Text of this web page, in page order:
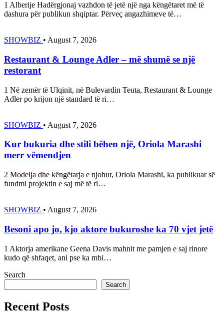
1 Alberije Hadërgjonaj vazhdon të jetë një nga këngëtaret më të
dashura për publikun shqiptar. Përveç angazhimeve të…
SHOWBIZ • August 7, 2026
Restaurant & Lounge Adler – më shumë se një
restorant
1 Në zemër të Ulqinit, në Bulevardin Teuta, Restaurant & Lounge
Adler po krijon një standard të ri…
SHOWBIZ • August 7, 2026
Kur bukuria dhe stili bëhen një, Oriola Marashi
merr vëmendjen
2 Modelja dhe këngëtarja e njohur, Oriola Marashi, ka publikuar së
fundmi projektin e saj më të ri…
SHOWBIZ • August 7, 2026
Besoni apo jo, kjo aktore bukuroshe ka 70 vjet jetë
1 Aktorja amerikane Geena Davis mahnit me pamjen e saj rinore
kudo që shfaqet, ani pse ka mbi…
Search
Search
Recent Posts